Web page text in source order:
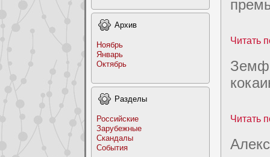
Архив
Ноябрь
Январь
Октябрь
Раздeлы
Российские
Заpyбежные
Скандалы
События
Читать
Читать